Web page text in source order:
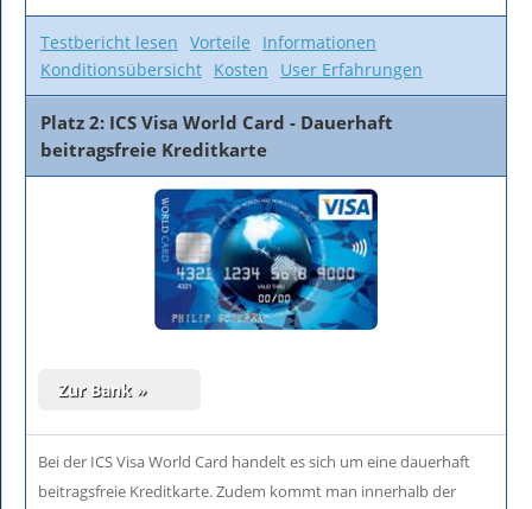
Testbericht lesen Vorteile
Informationen
Konditionsübersicht Kosten User Erfahrungen
Platz 2: ICS Visa World Card - Dauerhaft
beitragsfreie Kreditkarte
Bei der ICS Visa World Card handelt es sich um eine dauerhaft
beitragsfreie Kreditkarte. Zudem kommt man innerhalb der